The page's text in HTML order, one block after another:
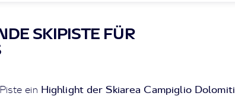
SKIPISTE FÜR
ein Highlight der Skiarea Campiglio Dolomiti